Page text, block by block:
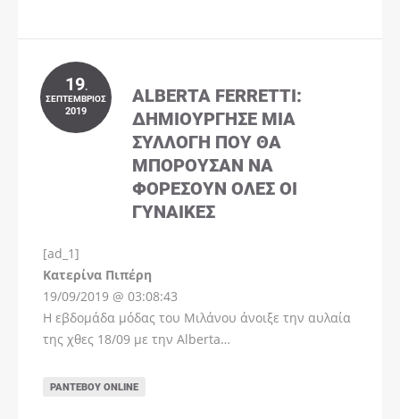
19.
ΣΕΠΤΈΜΒΡΙΟΣ
2019
ALBERTA FERRETTI:
ΔΗΜΙΟΎΡΓΗΣΕ ΜΊΑ
ΣΥΛΛΟΓΉ ΠΟΥ ΘΑ
ΜΠΟΡΟΎΣΑΝ ΝΑ
ΦΟΡΈΣΟΥΝ ΌΛΕΣ ΟΙ
ΓΥΝΑΊΚΕΣ
[ad_1]
Kατερίνα Πιπέρη
19/09/2019 @ 03:08:43
Η εβδομάδα μόδας του Μιλάνου άνοιξε την αυλαία
της χθες 18/09 με την Alberta…
ΡΑΝΤΕΒΟΎ ONLINE